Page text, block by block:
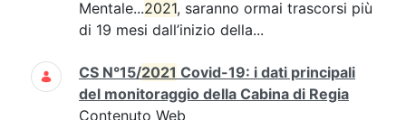
Mentale...2021, saranno ormai trascorsi più
di 19 mesi dall’inizio della...
CS N°15/2021 Covid-19: i dati principali
del monitoraggio della Cabina di Regia
Contenuto Web